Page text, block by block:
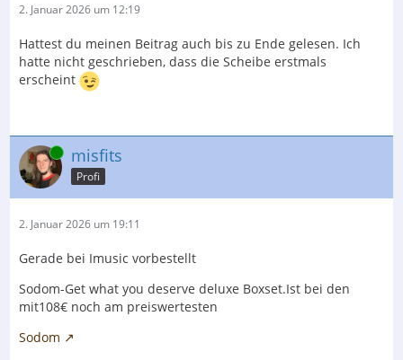
2. Januar 2026 um 12:19
Hattest du meinen Beitrag auch bis zu Ende gelesen. Ich
hatte nicht geschrieben, dass die Scheibe erstmals
erscheint
Online misfits
Profi
2. Januar 2026 um 19:11
Gerade bei Imusic vorbestellt
Sodom-Get what you deserve deluxe Boxset.Ist bei den
mit108€ noch am preiswertesten
Sodom